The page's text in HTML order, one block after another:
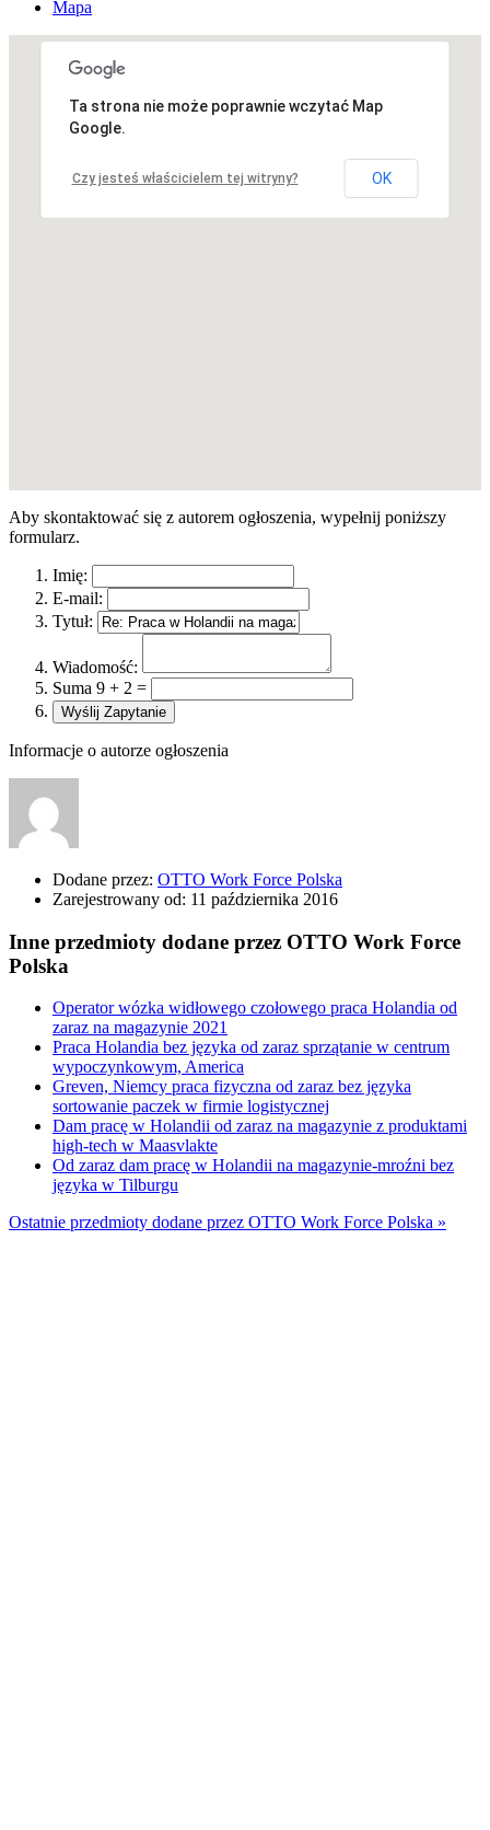
Mapa
Niestety, adres nie został znaleziony.
Ta strona nie może poprawnie wczytać Map
Google.
Czy jesteś właścicielem tej witryny? OK
Aby skontaktować się z autorem ogłoszenia, wypełnij poniższy
formularz.
Imię:
E-mail:
Tytuł:
Wiadomość:
Suma 9 + 2 =
Informacje o autorze ogłoszenia
Dodane przez: OTTO Work Force Polska
Zarejestrowany od: 11 października 2016
Inne przedmioty dodane przez OTTO Work Force
Polska
Operator wózka widłowego czołowego praca Holandia od
zaraz na magazynie 2021
Praca Holandia bez języka od zaraz sprzątanie w centrum
wypoczynkowym, America
Greven, Niemcy praca fizyczna od zaraz bez języka
sortowanie paczek w firmie logistycznej
Dam pracę w Holandii od zaraz na magazynie z produktami
high-tech w Maasvlakte
Od zaraz dam pracę w Holandii na magazynie-mroźni bez
języka w Tilburgu
Ostatnie przedmioty dodane przez OTTO Work Force Polska »